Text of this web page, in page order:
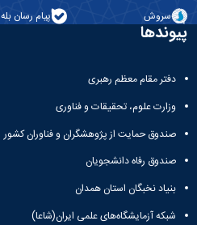
سروش پیام رسان بله
پیوندها
دفتر مقام معظم رهبری
وزارت علوم، تحقیقات و فناوری
صندوق حمایت از پژوهشگران و فناوران کشور
صندوق رفاه دانشجویان
بنیاد نخبگان استان همدان
شبکه آزمایشگاه‌های علمی ایران(شاعا)